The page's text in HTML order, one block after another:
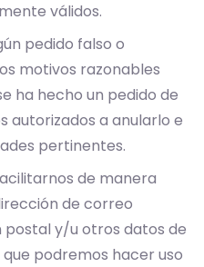
válidos.
pedido falso o
motivos razonables
ha hecho un pedido de
autorizados a anularlo e
pertinentes.
de manera
de correo
y/u otros datos de
podremos hacer uso